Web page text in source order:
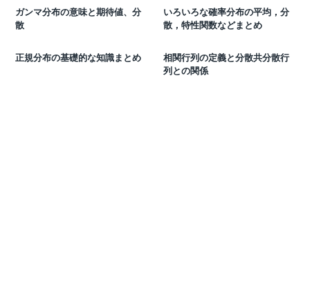
ガンマ分布の意味と期待値、分
散
いろいろな確率分布の平均，分
散，特性関数などまとめ
正規分布の基礎的な知識まとめ
相関行列の定義と分散共分散行
列との関係